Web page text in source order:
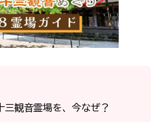
三観音霊場を、今なぜ？